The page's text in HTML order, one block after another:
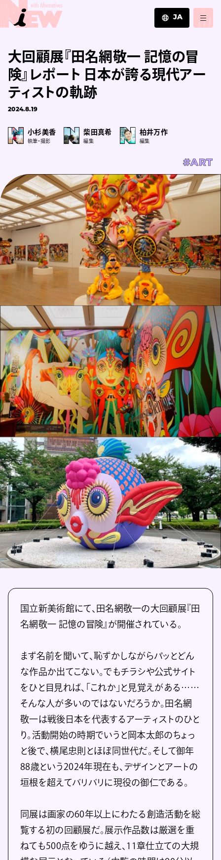
JA
EN
ZH
大回顧展『田名網敬一 記憶の冒
険』レポート 日本が誇る現代アー
ティストの軌跡
2024.8.19
小杉美香
執筆・撮影
柴田真希
編集
柏井万作
編集
#ART
国立新美術館にて、田名網敬一の大回顧展『田
名網敬一 記憶の冒険』が開催されている。
まず名前を聞いて、恥ずかしながらパッとどん
な作品か出てこない。でもチラシや公式サイト
をひと目見れば、「これか」と見覚えがある……
そんな人が多いのではないだろうか。田名網
敬一は戦後日本を代表するアーティストのひと
り。活動開始の時期でいうと岡本太郎のちょっ
と後で、横尾忠則とほぼ同世代だ。そして御年
88歳という2024年現在も、デザインとアートの
垣根を超えてバリバリに現役の御仁である。
同展は画家の60年以上にわたる創造活動を総
覧する初の回顧展だ。展示作品数は厳選を重
ねても500点をゆうに越え、11章仕立ての大規